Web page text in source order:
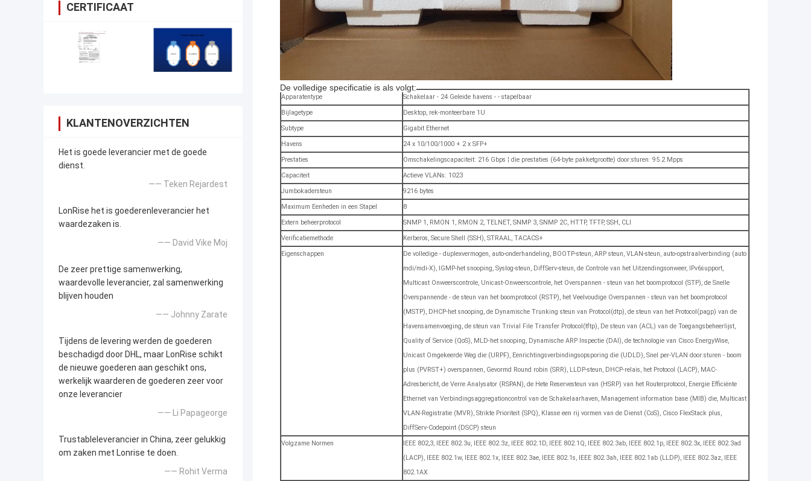
CERTIFICAAT
KLANTENOVERZICHTEN
Het is goede leverancier met de goede
dienst.
—— Teken Rejardest
LonRise het is goederenleverancier het
waardezaken is.
—— David Vike Moj
De zeer prettige samenwerking,
waardevolle leverancier, zal samenwerking
blijven houden
—— Johnny Zarate
Tijdens de levering werden de goederen
beschadigd door DHL, maar LonRise schikt
de nieuwe goederen aan geschikt ons,
werkelijk waarderen de goederen zeer voor
onze leverancier
—— Li Papageorge
Trustableleverancier in China, zeer gelukkig
om zaken met Lonrise te doen.
—— Rohit Verma
De volledige specificatie is als volgt:
Apparatentype
Schakelaar - 24 Geleide havens - - stapelbaar
Bijlagetype
Desktop, rek-monteerbare 1U
Subtype
Gigabit Ethernet
Havens
24 x 10/100/1000 + 2 x SFP+
Prestaties
Omschakelingscapaciteit: 216 Gbps ¦ die prestaties (64-byte pakketgrootte) door:sturen: 95.2 Mpps
Capaciteit
Actieve VLANs: 1023
Jumbokadersteun
9216 bytes
Maximum Eenheden in een Stapel
8
Extern beheerprotocol
SNMP 1, RMON 1, RMON 2, TELNET, SNMP 3, SNMP 2C, HTTP, TFTP, SSH, CLI
Verificatiemethode
Kerberos, Secure Shell (SSH), STRAAL, TACACS+
Eigenschappen
De volledige - duplexvermogen, auto-onderhandeling, BOOTP-steun, ARP steun, VLAN-steun, auto-opstraalverbinding (auto
mdi/mdi-X), IGMP-het snooping, Syslog-steun, DiffServ-steun, de Controle van het Uitzendingsonweer, IPv6support,
Multicast Onweerscontrole, Unicast-Onweerscontrole, het Overspannen - steun van het boomprotocol (STP), de Snelle
Overspannende - de steun van het boomprotocol (RSTP), het Veelvoudige Overspannen - steun van het boomprotocol
(MSTP), DHCP-het snooping, de Dynamische Trunking steun van Protocol(dtp), de steun van het Protocol(pagp) van de
Havensamenvoeging, de steun van Trivial File Transfer Protocol(tftp), De steun van (ACL) van de Toegangsbeheerlijst,
Quality of Service (QoS), MLD-het snooping, Dynamische ARP Inspectie (DAI), de technologie van Cisco EnergyWise,
Unicast Omgekeerde Weg die (URPF), Eenrichtingsverbindingsopsporing die (UDLD), Snel per-VLAN door:sturen - boom
plus (PVRST+) overspannen, Gevormd Round robin (SRR), LLDP-steun, DHCP-relais, het Protocol (LACP), MAC-
Adresbericht, de Verre Analysator (RSPAN), de Hete Reservesteun van (HSRP) van het Routerprotocol, Energie Efficiënte
Ethernet van Verbindingsaggregationcontrol van de Schakelaarhaven, Management information base (MIB) die, Multicast
VLAN-Registratie (MVR), Strikte Prioriteit (SPQ), Klasse een rij vormen van de Dienst (CoS), Cisco FlexStack plus,
DiffServ-Codepoint (DSCP) steun
Volgzame Normen
IEEE 802,3, IEEE 802.3u, IEEE 802.3z, IEEE 802.1D, IEEE 802.1Q, IEEE 802.3ab, IEEE 802.1p, IEEE 802.3x, IEEE 802.3ad
(LACP), IEEE 802.1w, IEEE 802.1x, IEEE 802.3ae, IEEE 802.1s, IEEE 802.3ah, IEEE 802.1ab (LLDP), IEEE 802.3az, IEEE
802.1AX